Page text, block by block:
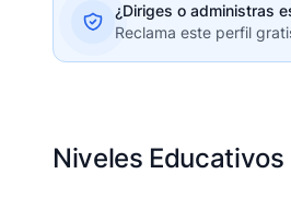
¿Diriges o administras
Reclama este perfil
Niveles Educativos